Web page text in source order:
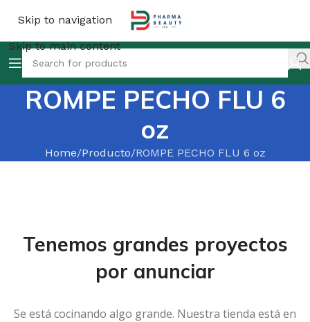
Skip to navigation
Skip to main content
ROMPE PECHO FLU 6
oz
Home Producto ROMPE PECHO FLU 6 oz
Tenemos grandes proyectos
por anunciar
Se está cocinando algo grande. Nuestra tienda está en